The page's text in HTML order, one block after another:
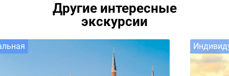
Другие интересные
экскурсии
Индивидуальная